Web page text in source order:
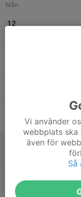
Mån
12
Vi använder
webbplats ska
även för
Så